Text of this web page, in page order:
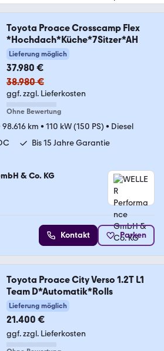
Toyota Proace Crosscamp Flex
*Hochdach*Küche*7Sitzer*AH
Lieferung möglich
37.980 €
38.980 €
ggf. zzgl. Lieferkosten
Ohne Bewertung
98.616 km • 110 kW (150 PS) • Diesel
Bis 15 Jahre Garantie
& Co. KG
Kontakt Parken
Toyota Proace City Verso 1.2T L1
Team D*Automatik*Rolls
Lieferung möglich
21.400 €
ggf. zzgl. Lieferkosten